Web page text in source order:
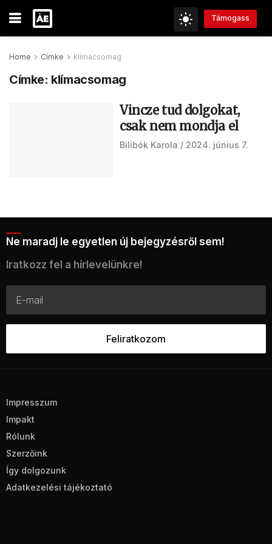
Támogass
Home Címke klímacsomag
Címke: klímacsomag
Vincze tud dolgokat,
csak nem mondja el
Bilibók Karola 2024. június 7.
Ne maradj le egyetlen új bejegyzésről sem!
Iratkozz fel a hírlevelünkre!
Impresszum
Impakt
Rólunk
Szerzőink
Így dolgozunk
Adatkezelési tájékoztató